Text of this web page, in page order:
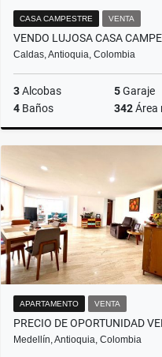
CASA CAMPESTRE VENTA
Caldas, Antioquia, Colombia
3Alcobas 5Garaje
4 Baños 342Área
$2.300.000.000
APARTAMENTO VENTA
Medellín, Antioquia, Colombia